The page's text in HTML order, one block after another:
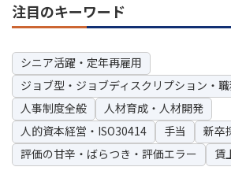
注目のキーワード
シニア活躍・定年再雇用
ジョブ型・ジョブディスクリプション・
人事制度全般
人材育成・人材開発
人的資本経営・ISO30414
手当
新卒
評価の甘辛・ばらつき・評価エラー
賃